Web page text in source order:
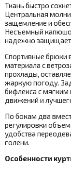
Ткань быстро
Центральная
защемление и
Несъемный
надежно защищает
Спортивные брюки
материала с
прохлады,
жаркую погоду.
бифлекса с
движений и
По бокам два
регулировки
удобства
голени.
Особенности